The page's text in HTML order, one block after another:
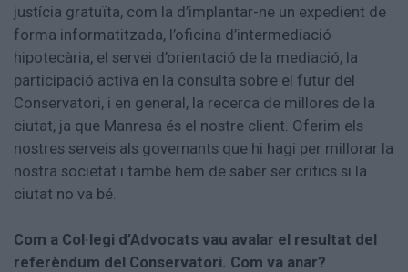
justícia gratuïta, com la d’implantar-ne un expedient de
forma informatitzada, l’oficina d’intermediació
hipotecària, el servei d’orientació de la mediació, la
participació activa en la consulta sobre el futur del
Conservatori, i en general, la recerca de millores de la
ciutat, ja que Manresa és el nostre client. Oferim els
nostres serveis als governants que hi hagi per millorar la
nostra societat i també hem de saber ser crítics si la
ciutat no va bé.
Com a Col·legi d’Advocats vau avalar el resultat del
referèndum del Conservatori. Com va anar?